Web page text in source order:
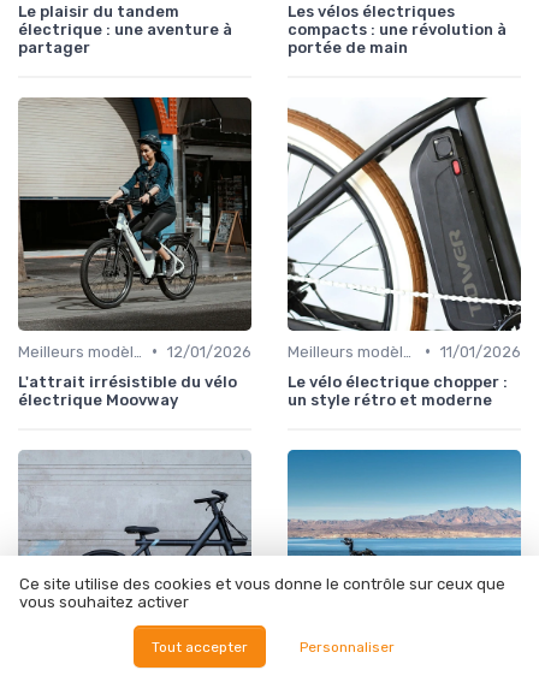
Le plaisir du tandem
électrique : une aventure à
partager
Les vélos électriques
compacts : une révolution à
portée de main
• 12/01/2026
L'attrait irrésistible du vélo
électrique Moovway
• 11/01/2026
Le vélo électrique chopper :
un style rétro et moderne
Ce site utilise des cookies et vous donne le contrôle sur ceux que
vous souhaitez activer
Tout accepter Personnaliser